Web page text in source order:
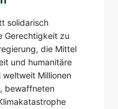
solidarisch
Gerechtigkeit zu
die Mittel
und humanitäre
Millionen
bewaffneten